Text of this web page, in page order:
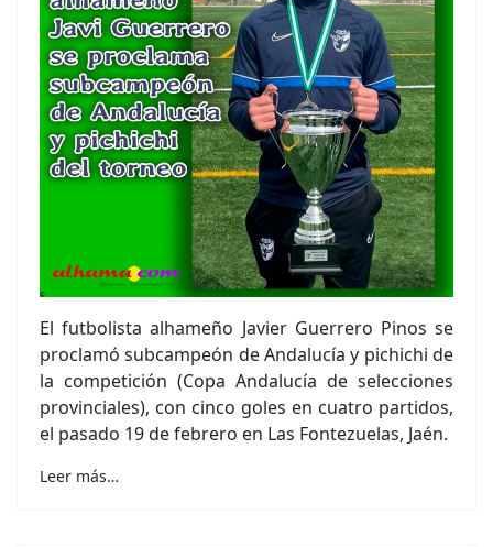
El futbolista alhameño Javier Guerrero Pinos se
proclamó subcampeón de Andalucía y pichichi de
la competición (Copa Andalucía de selecciones
provinciales), con cinco goles en cuatro partidos,
el pasado 19 de febrero en Las Fontezuelas, Jaén.
Leer más…